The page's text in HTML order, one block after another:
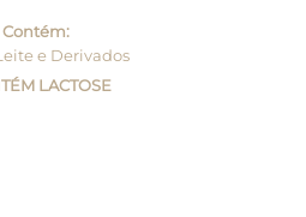
Contém:
e Derivados
LACTOSE